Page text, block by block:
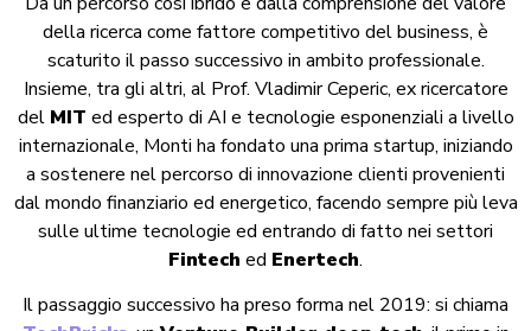
della ricerca come fattore competitivo del business, è
scaturito il passo successivo in ambito professionale.
Insieme, tra gli altri, al Prof. Vladimir Ceperic, ex ricercatore
del MIT ed esperto di AI e tecnologie esponenziali a livello
internazionale, Monti ha fondato una prima startup, iniziando
a sostenere nel percorso di innovazione clienti provenienti
dal mondo finanziario ed energetico, facendo sempre più leva
sulle ultime tecnologie ed entrando di fatto nei settori
Fintech ed Enertech.
Il passaggio successivo ha preso forma nel 2019: si chiama